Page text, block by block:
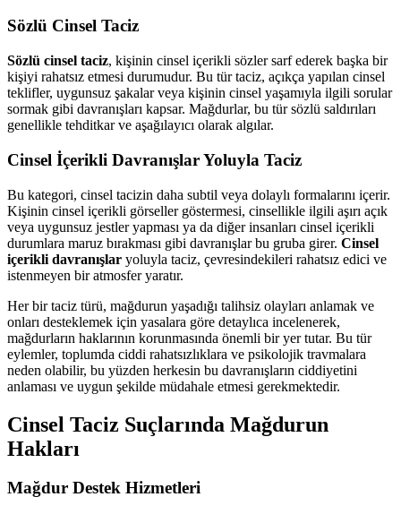
Sözlü Cinsel Taciz
Sözlü cinsel taciz, kişinin cinsel içerikli sözler sarf ederek başka bir
kişiyi rahatsız etmesi durumudur. Bu tür taciz, açıkça yapılan cinsel
teklifler, uygunsuz şakalar veya kişinin cinsel yaşamıyla ilgili sorular
sormak gibi davranışları kapsar. Mağdurlar, bu tür sözlü saldırıları
genellikle tehditkar ve aşağılayıcı olarak algılar.
Cinsel İçerikli Davranışlar Yoluyla Taciz
Bu kategori, cinsel tacizin daha subtil veya dolaylı formalarını içerir.
Kişinin cinsel içerikli görseller göstermesi, cinsellikle ilgili aşırı açık
veya uygunsuz jestler yapması ya da diğer insanları cinsel içerikli
durumlara maruz bırakması gibi davranışlar bu gruba girer. Cinsel
içerikli davranışlar yoluyla taciz, çevresindekileri rahatsız edici ve
istenmeyen bir atmosfer yaratır.
Her bir taciz türü, mağdurun yaşadığı talihsiz olayları anlamak ve
onları desteklemek için yasalara göre detaylıca incelenerek,
mağdurların haklarının korunmasında önemli bir yer tutar. Bu tür
eylemler, toplumda ciddi rahatsızlıklara ve psikolojik travmalara
neden olabilir, bu yüzden herkesin bu davranışların ciddiyetini
anlaması ve uygun şekilde müdahale etmesi gerekmektedir.
Cinsel Taciz Suçlarında Mağdurun
Hakları
Mağdur Destek Hizmetleri